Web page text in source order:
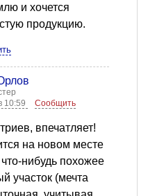
и хочется
продукцию.
10:59
Сообщить
впечатляет!
на новом месте
нибудь похожее
участок (мечта